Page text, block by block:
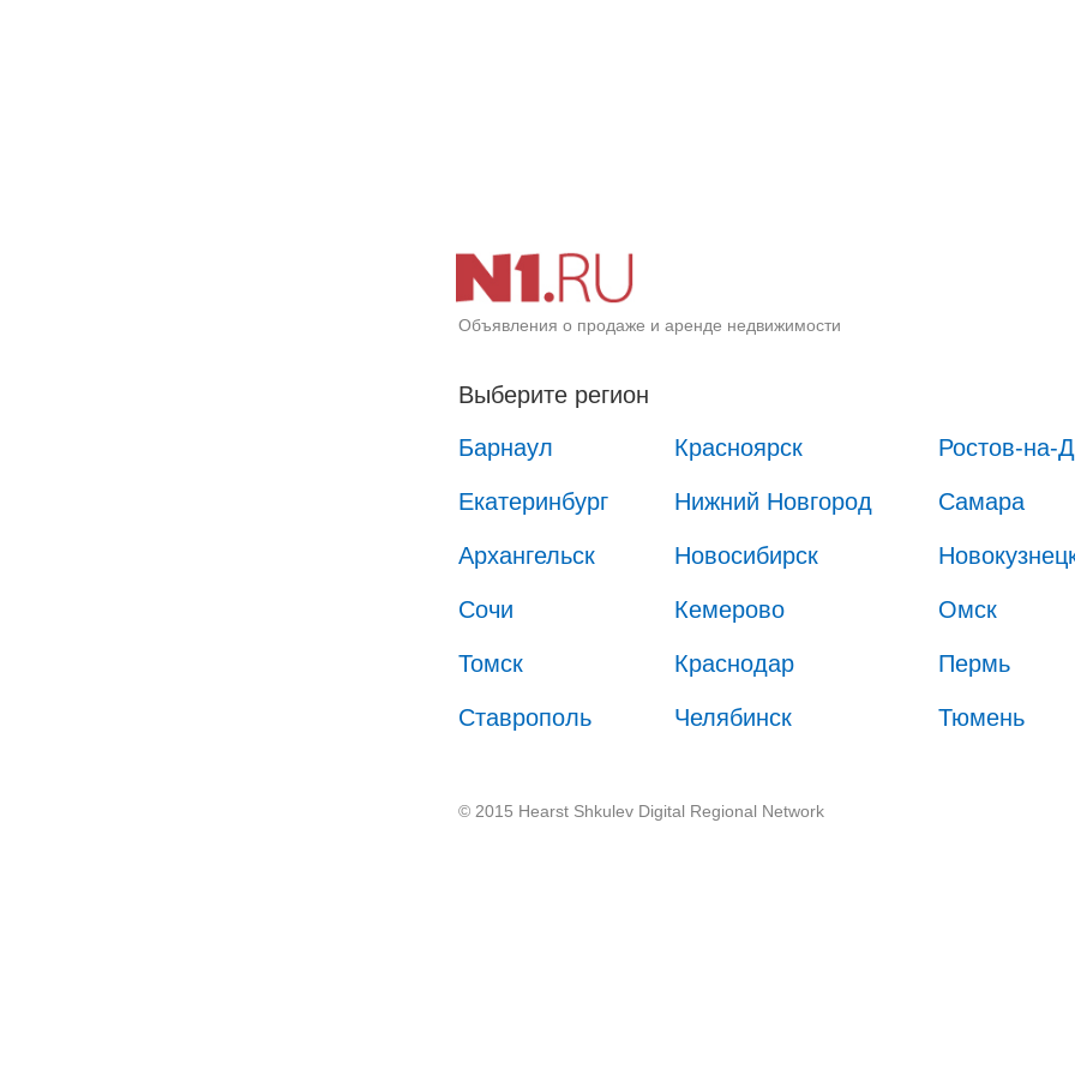
Объявления о продаже и аренде недвижимости
Выберите регион
Барнаул
Красноярск Ростов-на-
Екатеринбург Нижний Новгород Самара
Архангельск Новосибирск
Сочи Кемерово Омск
Томск Краснодар Пермь
Ставрополь Челябинск Тюмень
© 2015 Hearst Shkulev Digital Regional Network